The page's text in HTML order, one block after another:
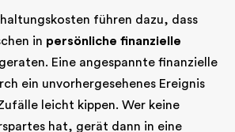
führen dazu, dass
in persönliche finanzielle
geraten. Eine angespannte finanzielle
ein unvorhergesehenes Ereignis
leicht kippen. Wer keine
hat, gerät dann in eine